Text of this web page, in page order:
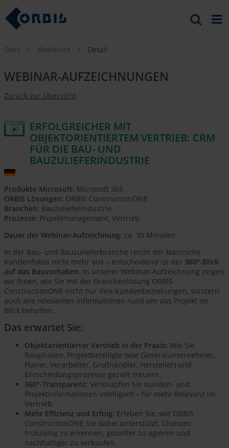
Start Webinare Detail
WEBINAR-AUFZEICHNUNGEN
Zurück zur Übersicht
ERFOLGREICHER MIT
OBJEKTORIENTIERTEM VERTRIEB: CRM
FÜR DIE BAU- UND
BAUZULIEFERINDUSTRIE
Produkte Microsoft: Microsoft 365
ORBIS Lösungen: ORBIS ConstructionONE
Branchen: Bauzulieferindustrie
Prozesse: Projektmanagement, Vertrieb
Dauer der Webinar-Aufzeichnung: ca. 30 Minuten
In der Bau- und Bauzulieferbranche reicht der klassische
Kundenfokus nicht mehr aus – entscheidend ist der 360°-Blick
auf das Bauvorhaben. In unserer Webinar-Aufzeichnung zeigen
wir Ihnen, wie Sie mit der Branchenlösung ORBIS
ConstructionONE nicht nur Ihre Kundenbeziehungen, sondern
auch alle relevanten Informationen rund um das Projekt im
Blick behalten.
Das erwartet Sie:
Objektorientierter Vertrieb in der Praxis: Wie Sie
Bauphasen, Projektbeteiligte (wie Generalunternehmer,
Planer, Verarbeiter, Großhändler, Hersteller) und
Entscheidungsprozesse gezielt steuern.
360°-Transparenz: Verknüpfen Sie Kunden- und
Projektinformationen intelligent – für mehr Relevanz im
Vertrieb.
Mehr Effizienz und Erfolg: Erleben Sie, wie ORBIS
ConstructionONE Sie dabei unterstützt, Chancen
frühzeitig zu erkennen, gezielter zu agieren und
nachhaltiger zu verkaufen.